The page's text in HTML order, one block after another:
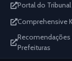
Portal do
Comprehensive
Recomendações
Prefeituras